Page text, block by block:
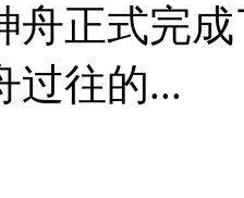
舟正式完
过往的...